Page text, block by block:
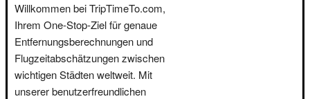
Willkommen bei TripTimeTo.com,
Ihrem One-Stop-Ziel für genaue
Entfernungsberechnungen und
Flugzeitabschätzungen zwischen
wichtigen Städten weltweit. Mit
unserer benutzerfreundlichen